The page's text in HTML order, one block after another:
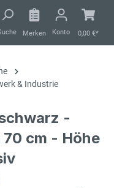
Merken Konto 0,00 €*
& Industrie
-
cm - Höhe